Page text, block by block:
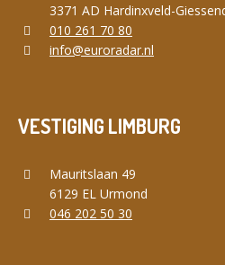
3371 AD Hardinxveld-
010 261 70 80
info@euroradar.nl
VESTIGING LIMBURG
Mauritslaan 49
6129 EL Urmond
046 202 50 30